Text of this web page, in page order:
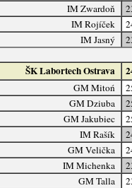
IM Zwardoň
IM Rojíček
IM Jasný
ŠK Labortech Ostrava
GM Mitoń
GM Dziuba
GM Jakubiec
IM Rašík
GM Velička
IM Michenka
GM Talla